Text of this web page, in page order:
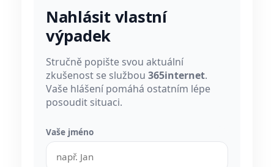
Nahlásit vlastní
výpadek
Stručně popište svou aktuální
zkušenost se službou 365internet.
Vaše hlášení pomáhá ostatním lépe
posoudit situaci.
Vaše jméno